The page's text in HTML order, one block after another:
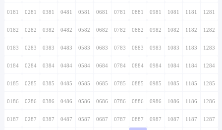
0181 0281 0381 0481 0581 0681 0781 0881 0981 1081 1181 1281
0182 0282 0382 0482 0582 0682 0782 0882 0982 1082 1182 1282
0183 0283 0383 0483 0583 0683 0783 0883 0983 1083 1183 1283
0184 0284 0384 0484 0584 0684 0784 0884 0984 1084 1184 1284
0185 0285 0385 0485 0585 0685 0785 0885 0985 1085 1185 1285
0186 0286 0386 0486 0586 0686 0786 0886 0986 1086 1186 1286
0187 0287 0387 0487 0587 0687 0787 0887 0987 1087 1187 1287